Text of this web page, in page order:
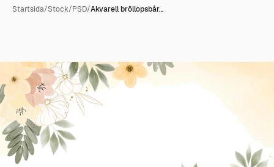
Startsida/Stock/PSD/Akvarell bröllopsbår…